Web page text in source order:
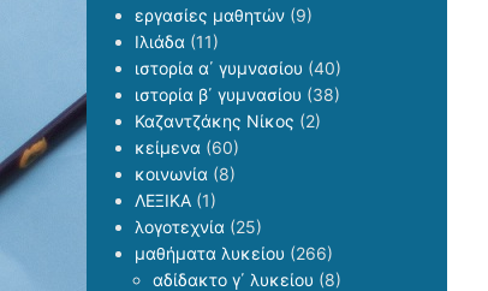
εργασίες μαθητών (9)
Ιλιάδα (11)
ιστορία α΄ γυμνασίου (40)
ιστορία β΄ γυμνασίου (38)
Καζαντζάκης Νίκος (2)
κείμενα (60)
κοινωνία (8)
ΛΕΞΙΚΑ (1)
λογοτεχνία (25)
μαθήματα λυκείου (266)
αδίδακτο γ΄ λυκείου (8)